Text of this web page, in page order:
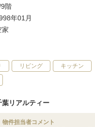
階
年01月
家
リビング キッチン
リアルティー
物件担当者コメント